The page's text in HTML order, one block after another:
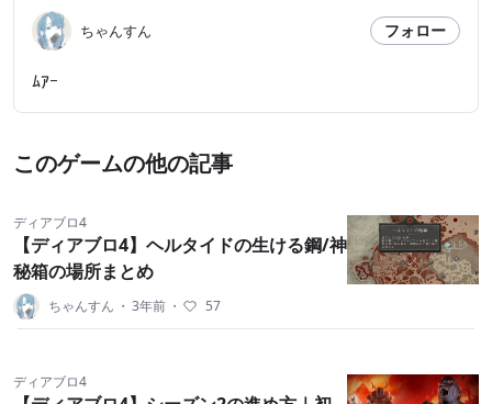
ちゃんすん フォロー
ﾑｱｰ
このゲームの他の記事
ディアブロ4
【ディアブロ4】ヘルタイドの生ける鋼/神
秘箱の場所まとめ
ちゃんすん ・ 3年前 ・ 57
ディアブロ4